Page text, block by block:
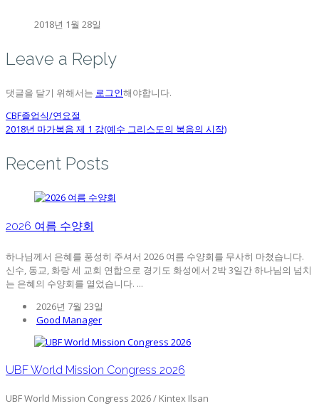
2018년 1월 28일
Leave a Reply
댓글을 달기 위해서는 로그인해야합니다.
CBF졸업식/연요절
2018년 마가복음 제 1 강(예수 그리스도의 복음의 시작)
Recent Posts
2026 여름 수양회
하나님께서 은혜를 풍성히 주셔서 2026 여름 수양회를 무사히 마쳤습니다.
신수, 동교, 화랑 세 교회 연합으로 경기도 화성에서 2박 3일간 하나님의 넘치
는 은혜의 수양회를 열었습니다. ...
2026년 7월 23일
Good Manager
UBF World Mission Congress 2026
UBF World Mission Congress 2026 / Kintex Ilsan